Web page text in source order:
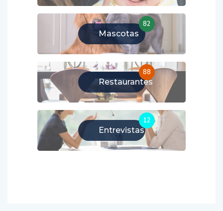
Mascotas
82
Restaurantes
88
Entrevistas
12